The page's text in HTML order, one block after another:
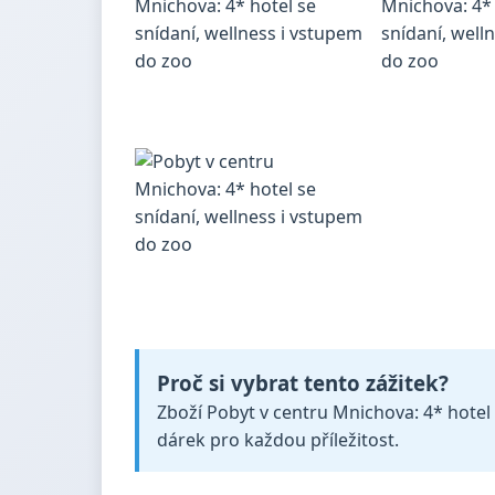
Proč si vybrat tento zážitek?
Zboží Pobyt v centru Mnichova: 4*
dárek pro každou příležitost.